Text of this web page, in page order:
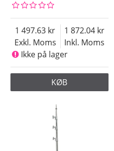
Exkl. Moms
1 497.63
Inkl. Moms
1 872.04
Ikke på lager
KØB